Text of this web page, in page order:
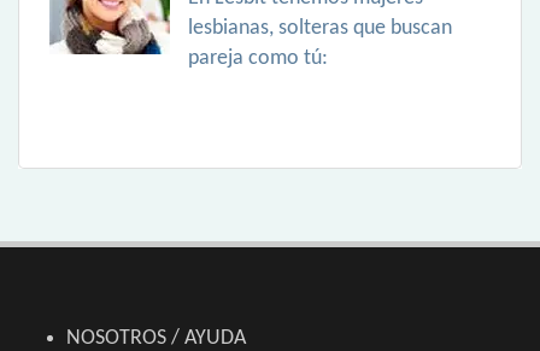
lesbianas, solteras que buscan
pareja como tú:
NOSOTROS / AYUDA